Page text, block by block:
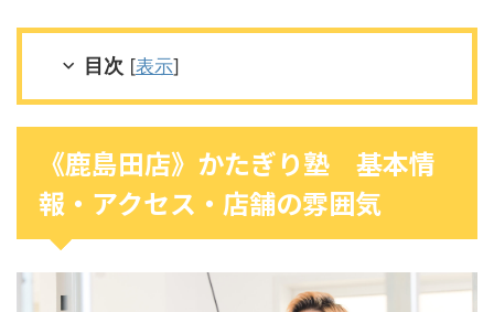
目次 [表示]
《鹿島田店》かたぎり塾 基本情
報・アクセス・店舗の雰囲気